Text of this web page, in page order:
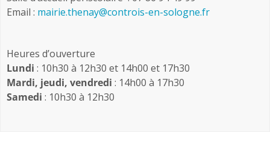
Email : mairie.thenay@controis-en-sologne.fr
Heures d’ouverture
Lundi : 10h30 à 12h30 et 14h00 et 17h30
Mardi, jeudi, vendredi : 14h00 à 17h30
Samedi : 10h30 à 12h30